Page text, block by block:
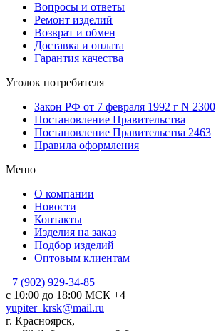
Вопросы и ответы
Ремонт изделий
Возврат и обмен
Доставка и оплата
Гарантия качества
Уголок потребителя
Закон РФ от 7 февраля 1992 г N 2300
Постановление Правительства
Постановление Правительства 2463
Правила оформления
Меню
О компании
Новости
Контакты
Изделия на заказ
Подбор изделий
Оптовым клиентам
+7 (902) 929-34-85
с 10:00 до 18:00 МСК +4
yupiter_krsk@mail.ru
г. Красноярск,